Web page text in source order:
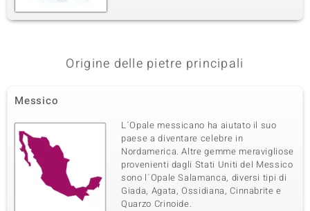
Origine delle pietre principali
Messico
L´Opale messicano ha aiutato il suo
paese a diventare celebre in
Nordamerica. Altre gemme meravigliose
provenienti dagli Stati Uniti del Messico
sono l´Opale Salamanca, diversi tipi di
Giada, Agata, Ossidiana, Cinnabrite e
Quarzo Crinoide.